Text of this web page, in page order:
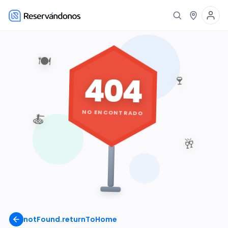
notFound.returnToHome
🍽️
🍷
🥂
🍝
404
NO ENCONTRADO